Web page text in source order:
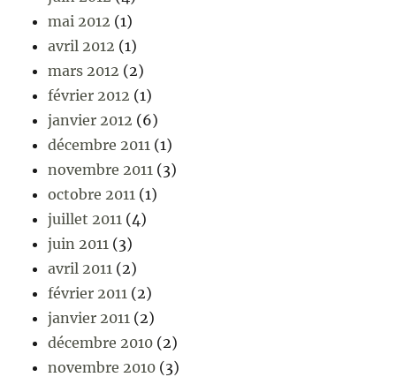
mai 2012 (1)
avril 2012 (1)
mars 2012 (2)
février 2012 (1)
janvier 2012 (6)
décembre 2011 (1)
novembre 2011 (3)
octobre 2011 (1)
juillet 2011 (4)
juin 2011 (3)
avril 2011 (2)
février 2011 (2)
janvier 2011 (2)
décembre 2010 (2)
novembre 2010 (3)